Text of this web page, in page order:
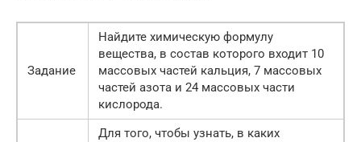
Задание
Найдите химическую формулу
вещества, в состав которого входит 10
массовых частей кальция, 7 массовых
частей азота и 24 массовых части
кислорода.
Для того, чтобы узнать, в каких